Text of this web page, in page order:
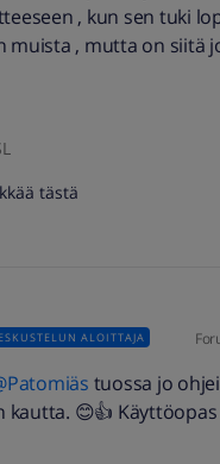
, kun sen tuki
muista , mutta on siitä
tästä
ALOITTAJA
tuossa jo
kautta. 😊👍